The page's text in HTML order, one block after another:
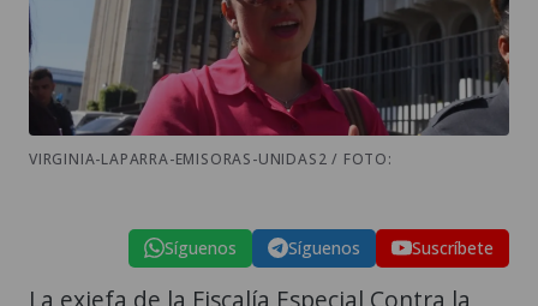
VIRGINIA-LAPARRA-EMISORAS-UNIDAS2 / FOTO:
Síguenos Síguenos Suscríbete
La exjefa de la Fiscalía Especial Contra la